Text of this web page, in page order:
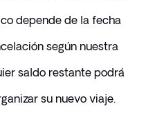
depende de la fecha
según nuestra
saldo restante podrá
su nuevo viaje.